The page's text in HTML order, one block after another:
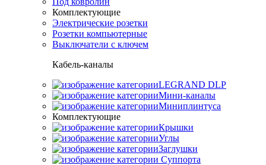
Комплектующие
Электрические розетки
Розетки компьютерные
Выключатели с ключем
Кабель-каналы
LEGRAND DLP
Мини-каналы
Миниплинтуса
Комплектующие
Крышки
Углы
Заглушки
Суппорта